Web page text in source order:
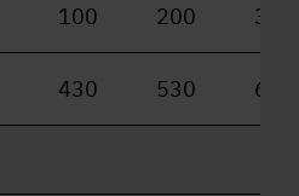
100 200 300
430 530 630